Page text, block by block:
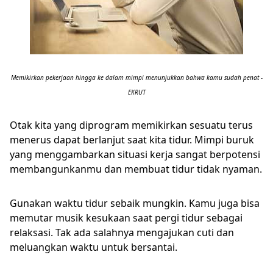
Memikirkan pekerjaan hingga ke dalam mimpi menunjukkan bahwa kamu sudah penat -
EKRUT
Otak kita yang diprogram memikirkan sesuatu terus
menerus dapat berlanjut saat kita tidur. Mimpi buruk
yang menggambarkan situasi kerja sangat berpotensi
membangunkanmu dan membuat tidur tidak nyaman.
Gunakan waktu tidur sebaik mungkin. Kamu juga bisa
memutar musik kesukaan saat pergi tidur sebagai
relaksasi. Tak ada salahnya mengajukan cuti dan
meluangkan waktu untuk bersantai.